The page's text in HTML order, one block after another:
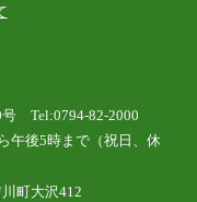
Tel:0794-82-2000
午後5時まで（祝日、休
町大沢412